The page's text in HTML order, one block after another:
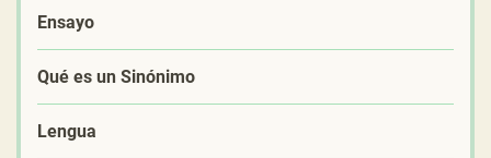
Ensayo
Qué es un Sinónimo
Lengua